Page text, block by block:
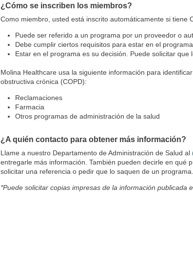
¿Cómo se inscriben los miembros?
Como miembro, usted está inscrito automáticamente si tiene
Puede ser referido a un programa por un proveedor o
Debe cumplir ciertos requisitos para estar en el programa.
Estar en el programa es su decisión. Puede solicitar
Molina Healthcare usa la siguiente información para
obstructiva crónica (COPD):
Reclamaciones
Farmacia
Otros programas de administración de la salud
¿A quién contacto para obtener más información?
Llame a nuestro Departamento de Administración de Salud al
entregarle más información. También pueden decirle en qué
solicitar una referencia o pedir que lo saquen de un programa.
*Puede solicitar copias impresas de la información publicada